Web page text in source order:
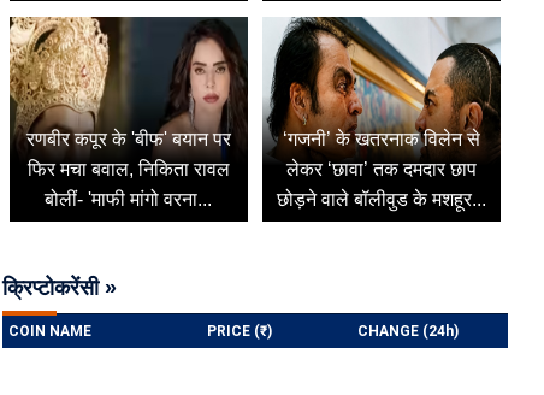
रणबीर कपूर के 'बीफ' बयान पर
फिर मचा बवाल, निकिता रावल
बोलीं- 'माफी मांगो वरना...
‘गजनी’ के खतरनाक विलेन से
लेकर ‘छावा’ तक दमदार छाप
छोड़ने वाले बॉलीवुड के मशहूर...
क्रिप्टोकरेंसी »